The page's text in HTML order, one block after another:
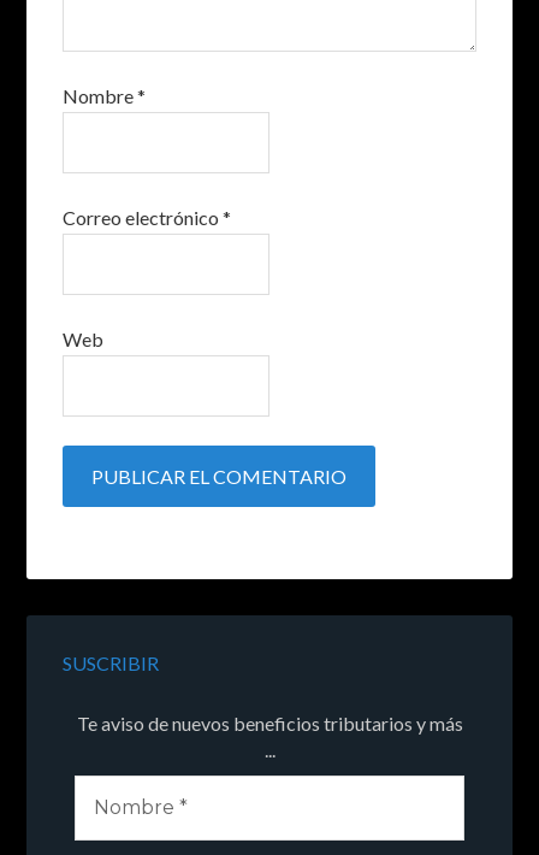
Nombre*
Correo electrónico*
Web
SUSCRIBIR
Te aviso de nuevos beneficios tributarios y más
...